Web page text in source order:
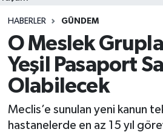
HABERLER GÜNDEM
O Meslek
Yeşil Pasaport
Olabilecek
Meclis’e sunulan yeni kanun
hastanelerde en az 15 yıl